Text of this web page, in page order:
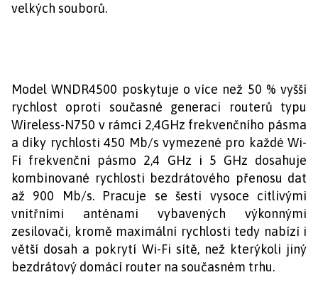
velkých souborů.
Model WNDR4500 poskytuje o více než 50 % vyšší
rychlost oproti současné generaci routerů typu
Wireless-N750 v rámci 2,4GHz frekvenčního pásma
a díky rychlosti 450 Mb/s vymezené pro každé Wi-
Fi frekvenční pásmo 2,4 GHz i 5 GHz dosahuje
kombinované rychlosti bezdrátového přenosu dat
až 900 Mb/s. Pracuje se šesti vysoce citlivými
vnitřními anténami vybavených výkonnými
zesilovači, kromě maximální rychlosti tedy nabízí i
větší dosah a pokrytí Wi-Fi sítě, než kterýkoli jiný
bezdrátový domácí router na současném trhu.